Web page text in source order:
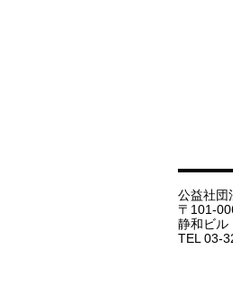
公益社団
〒101-
静和ビル
TEL 03-